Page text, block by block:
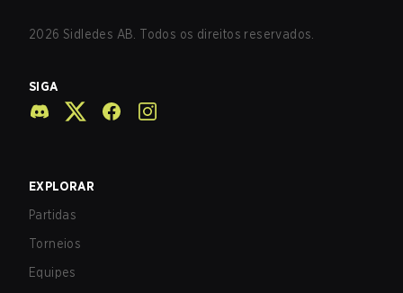
2026 Sidledes AB. Todos os direitos reservados.
SIGA
EXPLORAR
Partidas
Torneios
Equipes